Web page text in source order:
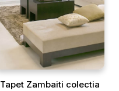
Tapet Zambaiti colectia